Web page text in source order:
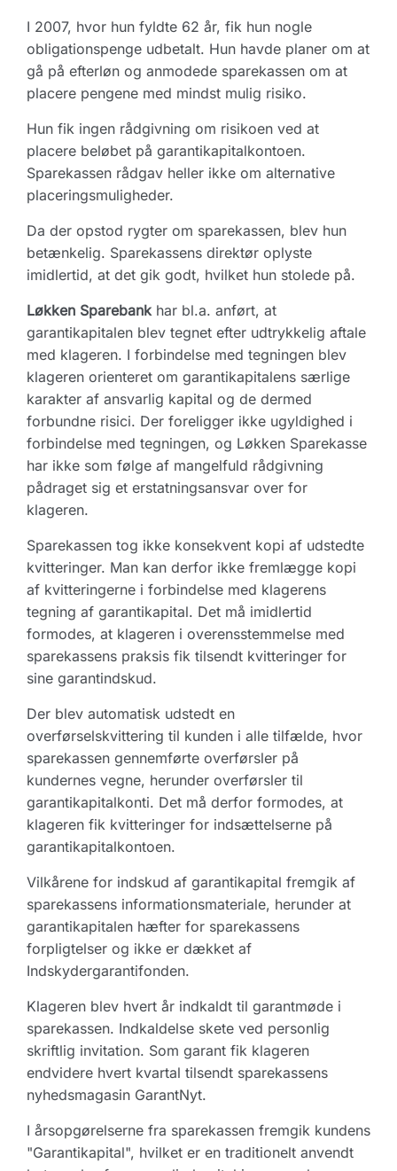
I 2007, hvor hun fyldte 62 år, fik hun nogle
obligationspenge udbetalt. Hun havde planer om at
gå på efterløn og anmodede sparekassen om at
placere pengene med mindst mulig risiko.
Hun fik ingen rådgivning om risikoen ved at
placere beløbet på garantikapitalkontoen.
Sparekassen rådgav heller ikke om alternative
placeringsmuligheder.
Da der opstod rygter om sparekassen, blev hun
betænkelig. Sparekassens direktør oplyste
imidlertid, at det gik godt, hvilket hun stolede på.
Løkken Sparebankhar bl.a. anført, at
garantikapitalen blev tegnet efter udtrykkelig aftale
med klageren. I forbindelse med tegningen blev
klageren orienteret om garantikapitalens særlige
karakter af ansvarlig kapital og de dermed
forbundne risici. Der foreligger ikke ugyldighed i
forbindelse med tegningen, og Løkken Sparekasse
har ikke som følge af mangelfuld rådgivning
pådraget sig et erstatningsansvar over for
klageren.
Sparekassen tog ikke konsekvent kopi af udstedte
kvitteringer. Man kan derfor ikke fremlægge kopi
af kvitteringerne i forbindelse med klagerens
tegning af garantikapital. Det må imidlertid
formodes, at klageren i overensstemmelse med
sparekassens praksis fik tilsendt kvitteringer for
sine garantindskud.
Der blev automatisk udstedt en
overførselskvittering til kunden i alle tilfælde, hvor
sparekassen gennemførte overførsler på
kundernes vegne, herunder overførsler til
garantikapitalkonti. Det må derfor formodes, at
klageren fik kvitteringer for indsættelserne på
garantikapitalkontoen.
Vilkårene for indskud af garantikapital fremgik af
sparekassens informationsmateriale, herunder at
garantikapitalen hæfter for sparekassens
forpligtelser og ikke er dækket af
Indskydergarantifonden.
Klageren blev hvert år indkaldt til garantmøde i
sparekassen. Indkaldelse skete ved personlig
skriftlig invitation. Som garant fik klageren
endvidere hvert kvartal tilsendt sparekassens
nyhedsmagasin GarantNyt.
I årsopgørelserne fra sparekassen fremgik kundens
"Garantikapital", hvilket er en traditionelt anvendt